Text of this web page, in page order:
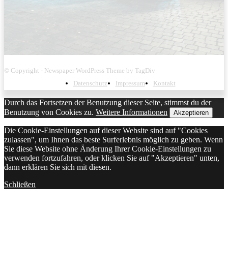
© Copyright - Newspaper WordPress Theme by TagDiv
Datenschutz
Impressum Kontakt
Durch das Fortsetzen der Benutzung dieser Seite, stimmst du der
Benutzung von Cookies zu. Weitere Informationen Akzeptieren
Die Cookie-Einstellungen auf dieser Website sind auf "Cookies
zulassen", um Ihnen das beste Surferlebnis möglich zu geben. Wenn
Sie diese Website ohne Änderung Ihrer Cookie-Einstellungen zu
verwenden fortzufahren, oder klicken Sie auf "Akzeptieren" unten,
dann erklären Sie sich mit diesen.
Schließen